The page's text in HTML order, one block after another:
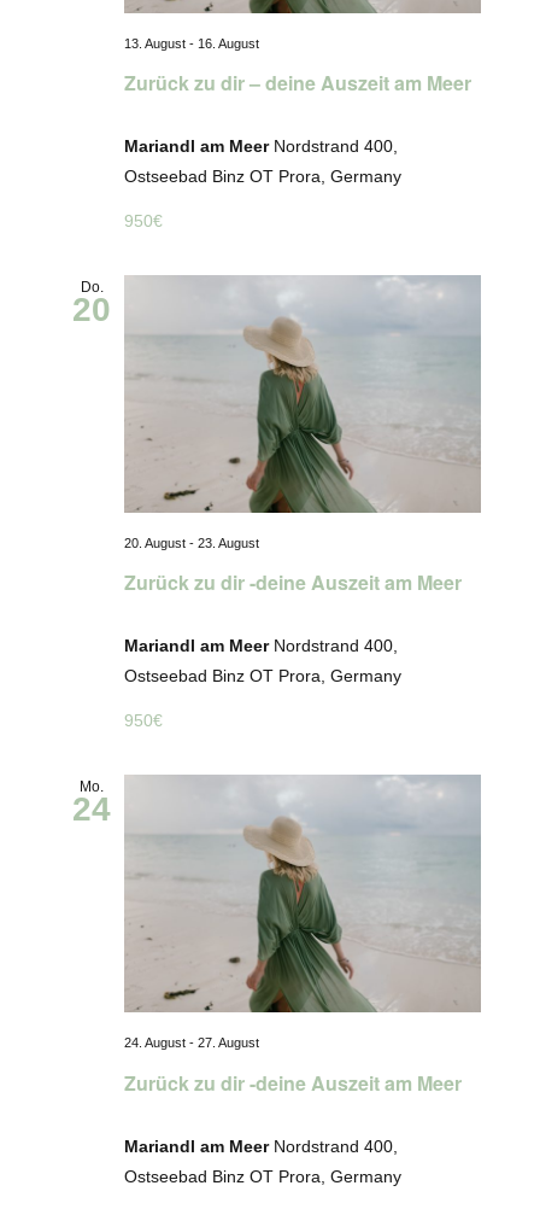
Zurück zu dir – deine Auszeit am Meer
13. August - 16. August
Mariandl am Meer Nordstrand 400,
Ostseebad Binz OT Prora, Germany
950€
Do.
20
Zurück zu dir -deine Auszeit am Meer
20. August -23. August
Mariandl am Meer Nordstrand 400,
Ostseebad Binz OT Prora, Germany
950€
Mo.
24
Zurück zu dir -deine Auszeit am Meer
24. August -27. August
Mariandl am Meer Nordstrand 400,
Ostseebad Binz OT Prora, Germany